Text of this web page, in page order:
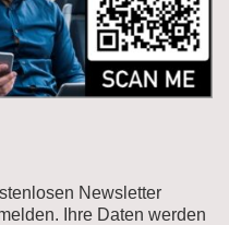
Newsletter
Ihre Daten werden